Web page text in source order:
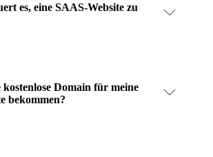
es, eine SAAS-Website zu
Domain für meine
bekommen?